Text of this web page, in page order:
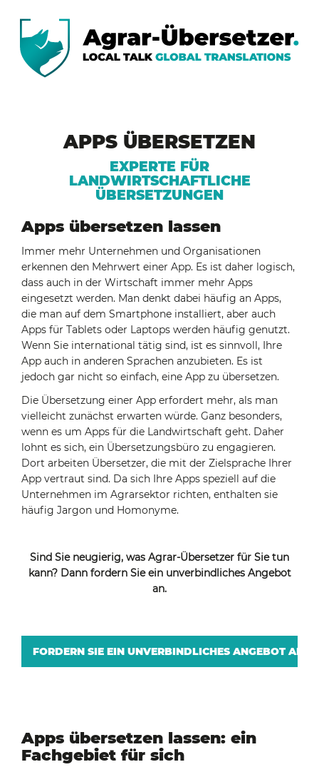
APPS ÜBERSETZEN
EXPERTE FÜR
LANDWIRTSCHAFTLICHE
ÜBERSETZUNGEN
Apps übersetzen lassen
Immer mehr Unternehmen und Organisationen
erkennen den Mehrwert einer App. Es ist daher logisch,
dass auch in der Wirtschaft immer mehr Apps
eingesetzt werden. Man denkt dabei häufig an Apps,
die man auf dem Smartphone installiert, aber auch
Apps für Tablets oder Laptops werden häufig genutzt.
Wenn Sie international tätig sind, ist es sinnvoll, Ihre
App auch in anderen Sprachen anzubieten. Es ist
jedoch gar nicht so einfach, eine App zu übersetzen.
Die Übersetzung einer App erfordert mehr, als man
vielleicht zunächst erwarten würde. Ganz besonders,
wenn es um Apps für die Landwirtschaft geht. Daher
lohnt es sich, ein Übersetzungsbüro zu engagieren.
Dort arbeiten Übersetzer, die mit der Zielsprache Ihrer
App vertraut sind. Da sich Ihre Apps speziell auf die
Unternehmen im Agrarsektor richten, enthalten sie
häufig Jargon und Homonyme.
Sind Sie neugierig, was Agrar-Übersetzer für Sie tun
kann? Dann fordern Sie ein unverbindliches Angebot
an.
FORDERN SIE EIN UNVERBINDLICHES ANGEBOT AN
Apps übersetzen lassen: ein
Fachgebiet für sich